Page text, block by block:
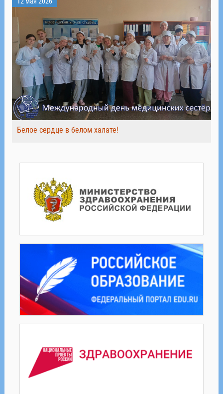
Белое сердце в белом халате!